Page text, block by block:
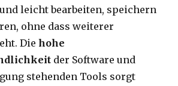
leicht bearbeiten, speichern
ohne dass weiterer
Diehohe
der Software und
stehenden Tools sorgt